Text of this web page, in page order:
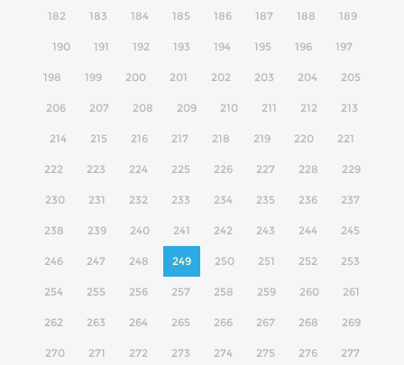
182 183 184 185 186 187 188 189
190 191 192 193 194 195 196 197
198 199 200 201 202 203 204 205
206 207 208 209 210 211 212 213
214 215 216 217 218 219 220 221
222 223 224 225 226 227 228 229
230 231 232 233 234 235 236 237
238 239 240 241 242 243 244 245
246 247 248 249 250 251 252 253
254 255 256 257 258 259 260 261
262 263 264 265 266 267 268 269
270 271 272 273 274 275 276 277